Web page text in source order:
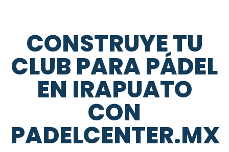
CONSTRUYE TU
CLUB PARA PÁDEL
EN IRAPUATO
CON
PADELCENTER.MX